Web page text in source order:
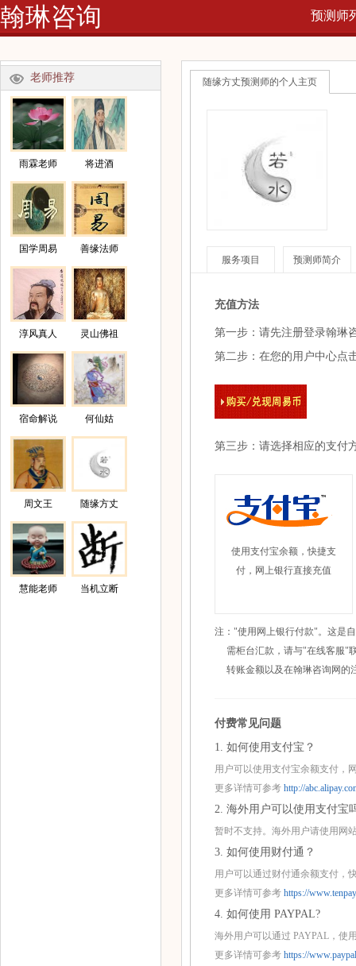
翰琳咨询
预测师
随缘方丈预测师的个人主页
服务项目 预测师简介
充值方法
第一步：请先注册登录翰琳
第二步：在您的用户中心点
第三步：请选择相应的支付
使用支付宝余额，快捷支
付，网上银行直接充值
注："使用网上银行付款"。这是
需柜台汇款，请与"在线客服"
转账金额以及在翰琳咨询网的
付费常见问题
1. 如何使用支付宝？
用户可以使用支付宝余额支付，
更多详情可参考 http://
2. 海外用户可以使用支付宝
暂时不支持。海外用户请使用网
3. 如何使用财付通？
用户可以通过财付通余额支付，
更多详情可参考 https://
4. 如何使用 PAYPAL?
海外用户可以通过 PAYPAL，使用
更多详情可参考 https://
老师推荐
雨霖老师 将进酒
国学周易 善缘法师
淳风真人 灵山佛祖
宿命解说 何仙姑
周文王 随缘方丈
慧能老师 当机立断